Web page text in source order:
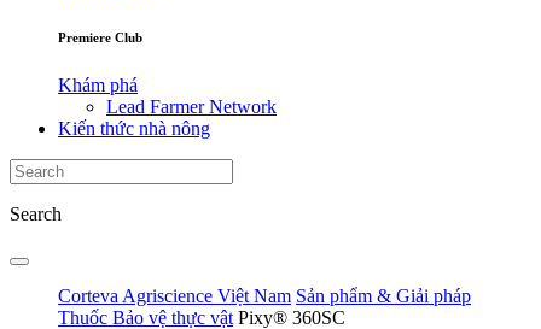
Premiere Club
Khám phá
Lead Farmer Network
Kiến thức nhà nông
Search
Corteva Agriscience Việt Nam Sản phẩm & Giải pháp
Thuốc Bảo vệ thực vật Pixy® 360SC